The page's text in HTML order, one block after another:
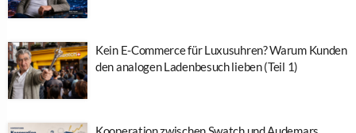
Kein E-Commerce für Luxusuhren? Warum Kunden
den analogen Ladenbesuch lieben (Teil 1)